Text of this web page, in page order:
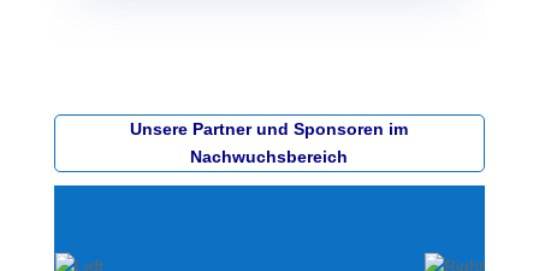
Unsere Partner und Sponsoren im
Nachwuchsbereich